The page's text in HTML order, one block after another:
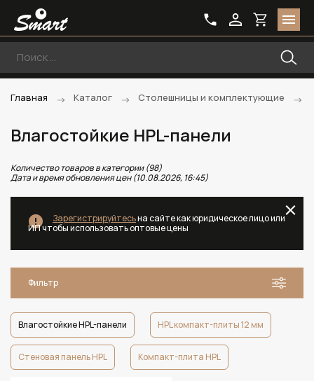
Главная Каталог Столешницы и комплектующие
Влагостойкие HPL-панели
Количество товаров в категории (98)
Дата и время обновления цен (10.08.2026, 16:45)
Зарегистрируйтесьна сайте как юридическое лицо или
ИП чтобы использовать оптовые цены
Фильтр
Влагостойкие HPL-панели HPL компакт-плиты 12 мм
Стеновая панель HPL Компакт-плита HPL